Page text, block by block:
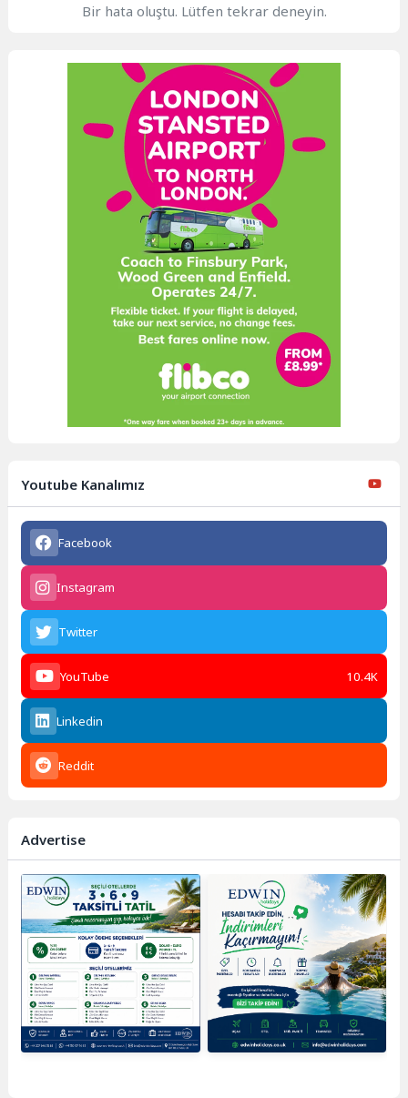
Bir hata oluştu. Lütfen tekrar deneyin.
Youtube Kanalımız
Facebook
Instagram
Twitter
YouTube 10.4K
Linkedin
Reddit
Advertise